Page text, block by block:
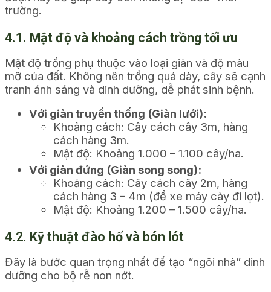
trường.
4.1. Mật độ và khoảng cách trồng tối ưu
Mật độ trồng phụ thuộc vào loại giàn và độ màu
mỡ của đất. Không nên trồng quá dày, cây sẽ cạnh
tranh ánh sáng và dinh dưỡng, dễ phát sinh bệnh.
Với giàn truyền thống (Giàn lưới):
Khoảng cách: Cây cách cây 3m, hàng
cách hàng 3m.
Mật độ: Khoảng 1.000 – 1.100 cây/ha.
Với giàn đứng (Giàn song song):
Khoảng cách: Cây cách cây 2m, hàng
cách hàng 3 – 4m (để xe máy cày đi lọt).
Mật độ: Khoảng 1.200 – 1.500 cây/ha.
4.2. Kỹ thuật đào hố và bón lót
Đây là bước quan trọng nhất để tạo “ngôi nhà” dinh
dưỡng cho bộ rễ non nớt.